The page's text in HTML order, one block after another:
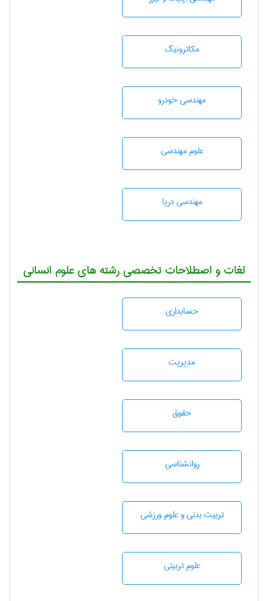
مکاترونیک
مهندسی خودرو
علوم مهندسی
مهندسی دریا
لغات و اصطلاحات تخصصی رشته های علوم انسانی
حسابداری
مديريت
حقوق
روانشناسی
تربيت بدنی و علوم ورزشی
علوم تربيتی